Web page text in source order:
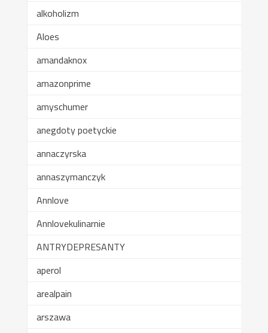
alkoholizm
Aloes
amandaknox
amazonprime
amyschumer
anegdoty poetyckie
annaczyrska
annaszymanczyk
Annlove
Annlovekulinarnie
ANTRYDEPRESANTY
aperol
arealpain
arszawa